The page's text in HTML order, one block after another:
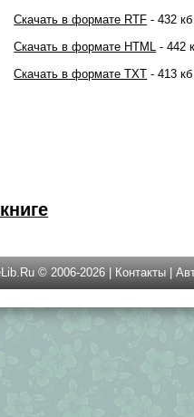
Скачать в формате RTF - 432 кб
Скачать в формате HTML - 442
Скачать в формате TXT - 413 кб
© 2006-2026 | Контакты |